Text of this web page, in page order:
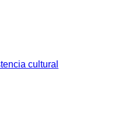
cultural